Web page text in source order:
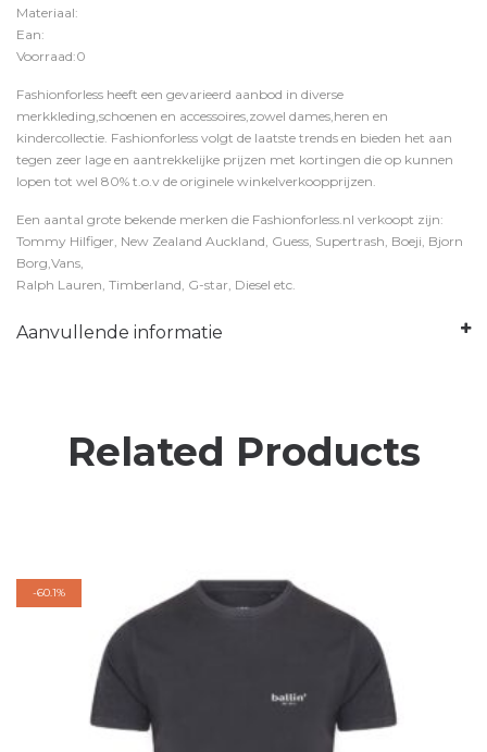
Materiaal:
Ean:
Voorraad:0
Fashionforless heeft een gevarieerd aanbod in diverse
merkkleding,schoenen en accessoires,zowel dames,heren en
kindercollectie. Fashionforless volgt de laatste trends en bieden het aan
tegen zeer lage en aantrekkelijke prijzen met kortingen die op kunnen
lopen tot wel 80% t.o.v de originele winkelverkoopprijzen.
Een aantal grote bekende merken die Fashionforless.nl verkoopt zijn:
Tommy Hilfiger, New Zealand Auckland, Guess, Supertrash, Boeji, Bjorn
Borg,Vans,
Ralph Lauren, Timberland, G-star, Diesel etc.
Aanvullende informatie
Related Products
-60.1%